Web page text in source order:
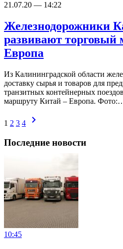
21.07.20 — 14:22
Железнодорожники
развивают
Европа
Из Калининградской области
доставку сырья и товаров для
транзитных контейнерных
маршруту Китай – Европа.
1 2 3 4 chevron_right
Последние новости
10:45